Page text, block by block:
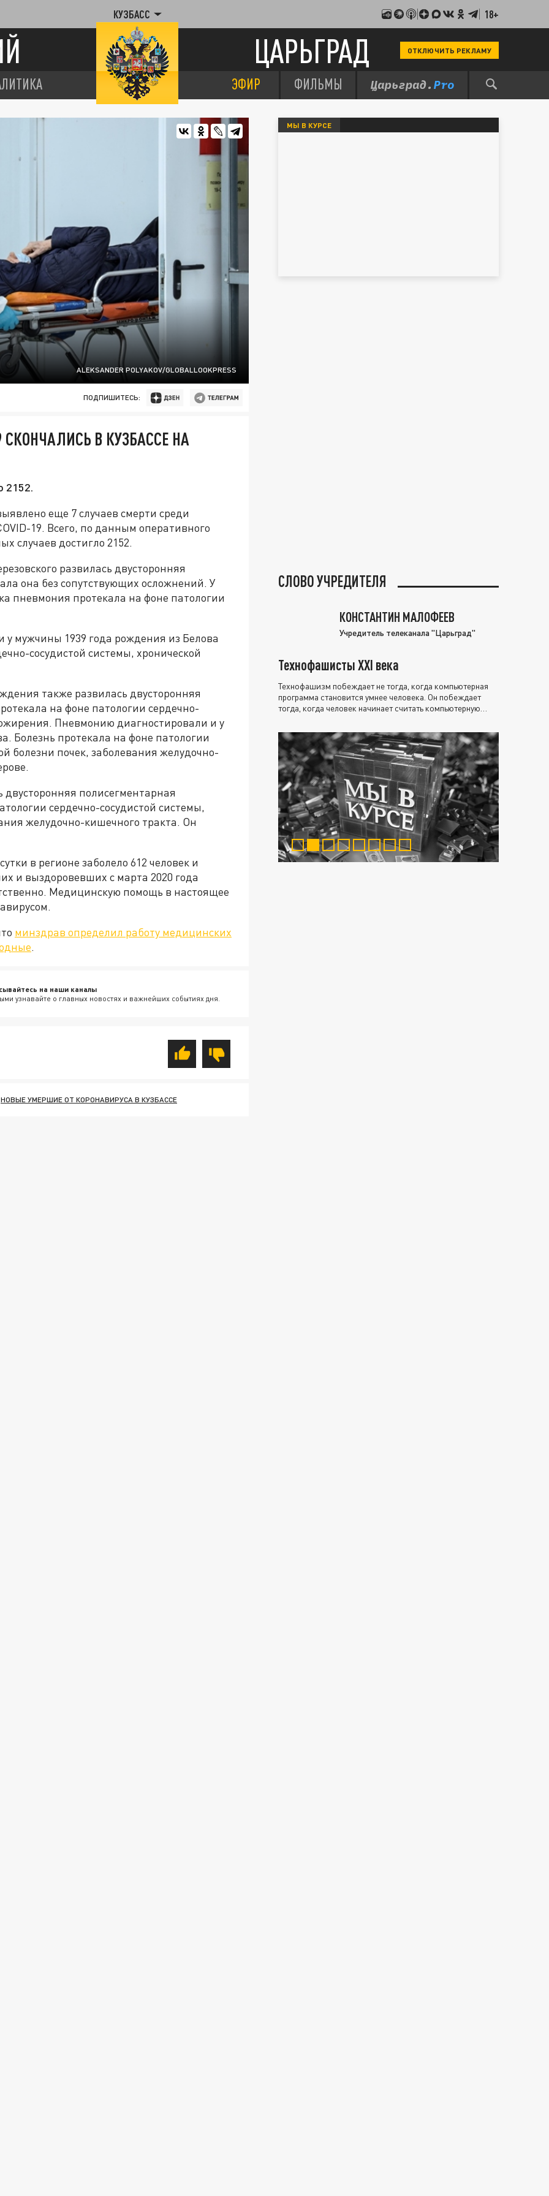
КУЗБАСС 18+
ЦАРЬГРАД ОТКЛЮЧИТЬ РЕКЛАМУ
ЭФИР ФИЛЬМЫ
ALEKSANDER POLYAKOV/GLOBALLOOKPRESS
ПОДПИШИТЕСЬ:
СКОНЧАЛИСЬ В КУЗБАССЕ НА
2152.
еще 7 случаев смерти среди
19. Всего, по данным оперативного
случаев достигло 2152.
развилась двусторонняя
она без сопутствующих осложнений. У
пневмония протекала на фоне патологии
мужчины 1939 года рождения из Белова
сосудистой системы, хронической
также развилась двусторонняя
на фоне патологии сердечно-
Пневмонию диагностировали и у
Болезнь протекала на фоне патологии
болезни почек, заболевания желудочно-
полисегментарная
сердечно-сосудистой системы,
желудочно-кишечного тракта. Он
в регионе заболело 612 человек и
и выздоровевших с марта 2020 года
Медицинскую помощь в настоящее
минздрав определил работу медицинских
.
на наши каналы
узнавайте о главных новостях и важнейших событиях дня.
НОВЫЕ УМЕРШИЕ ОТ КОРОНАВИРУСА В КУЗБАССЕ
МЫ В КУРСЕ
СЛОВО УЧРЕДИТЕЛЯ
КОНСТАНТИН МАЛОФЕЕВ
Учредитель телеканала "Царьград"
Технофашисты XXI века
Технофашизм побеждает не тогда, когда компьютерная
программа становится умнее человека. Он побеждает
тогда, когда человек начинает считать компьютерную